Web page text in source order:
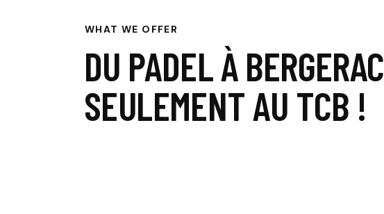
WHAT WE OFFER
DU PADEL À BERGERAC
SEULEMENT AU TCB !